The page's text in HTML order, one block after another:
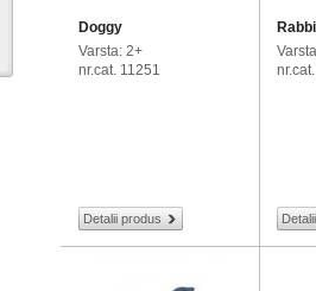
Doggy
Varsta: 2+
nr.cat. 11251
Detalii produs